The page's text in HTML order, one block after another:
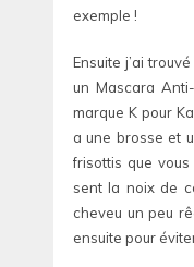
exemple !
Ensuite j’ai
un Mascara
marque K pour
a une brosse et
frisottis que
sent la noix de
cheveu un peu
ensuite pour